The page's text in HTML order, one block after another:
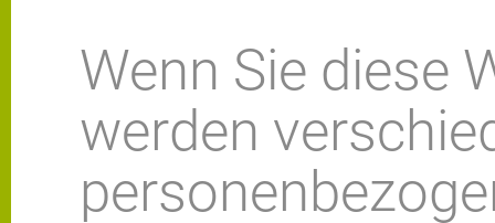
Wenn Sie diese
werden